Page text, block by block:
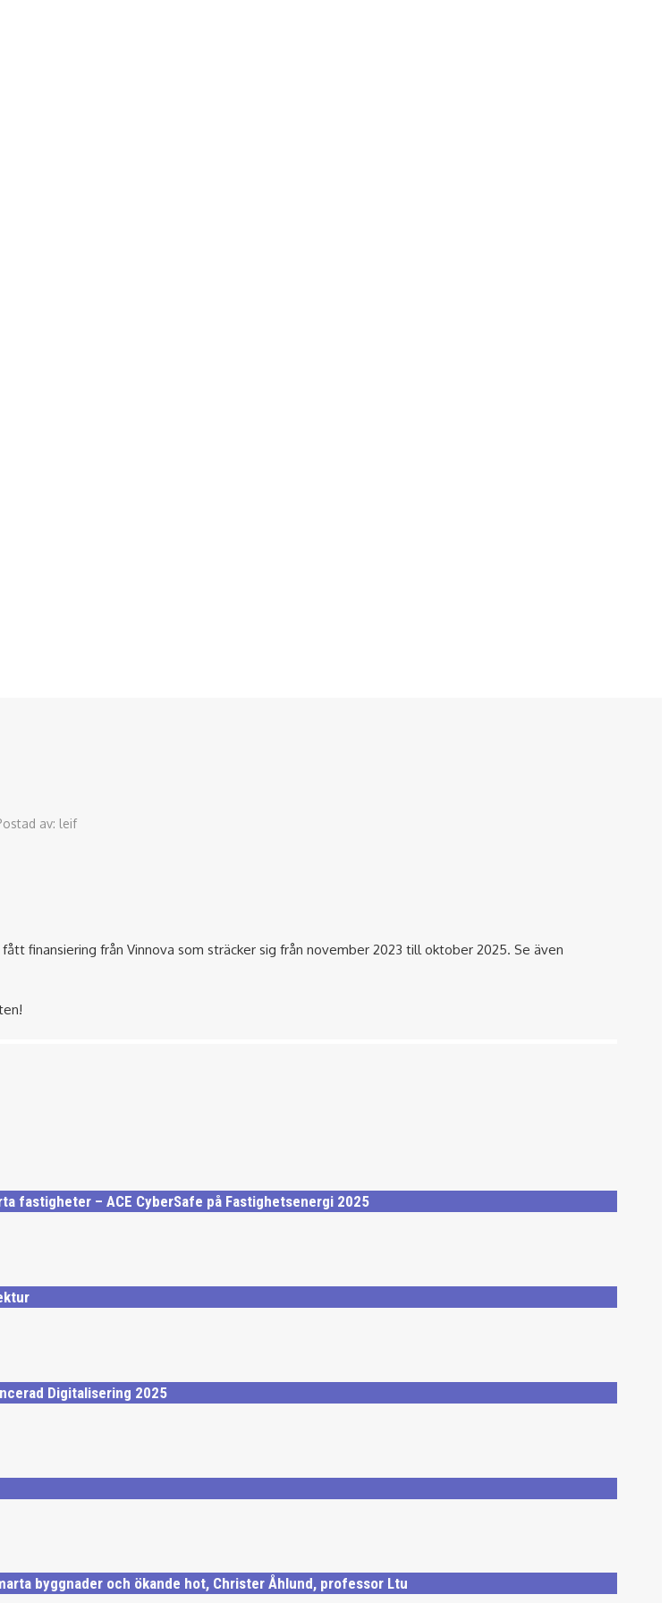
av: leif
finansiering från Vinnova som sträcker sig från november 2023 till oktober 2025. Se även
fastigheter – ACE CyberSafe på Fastighetsenergi 2025
Digitalisering 2025
byggnader och ökande hot, Christer Åhlund, professor Ltu